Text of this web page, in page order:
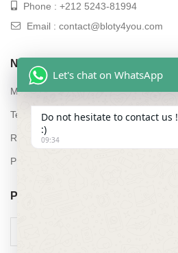
Phone : +212 5243-81994
Email : contact@bloty4you.com
NAVIGATION
My account
Terms and conditions of sale
Refund and returns policy
Privacy Policy
POUR PLUS D’INFORMATIONS
Let's chat on WhatsApp
Do not hesitate to contact us !
:)
09:34